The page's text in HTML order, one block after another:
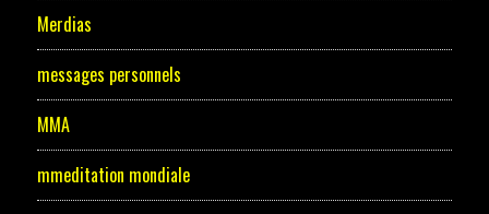
Merdias
messages personnels
MMA
mmeditation mondiale